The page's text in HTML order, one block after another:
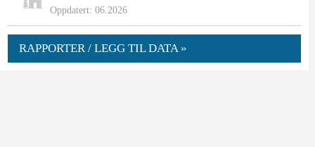
Oppdatert: 06.2026
RAPPORTER / LEGG TIL DATA »